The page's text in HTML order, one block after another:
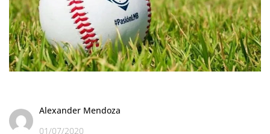
Alexander Mendoza
01/07/2020